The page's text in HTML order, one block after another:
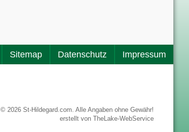
Sitemap Datenschutz Impressum
© 2026 St-Hildegard.com. Alle Angaben ohne Gewähr!
erstellt von TheLake-WebService